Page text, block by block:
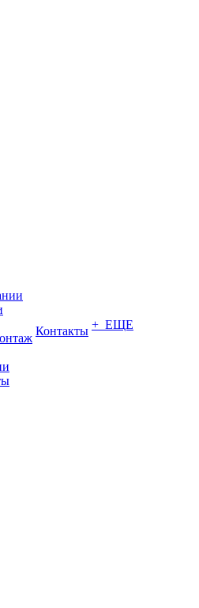
Контакты + ЕЩЕ